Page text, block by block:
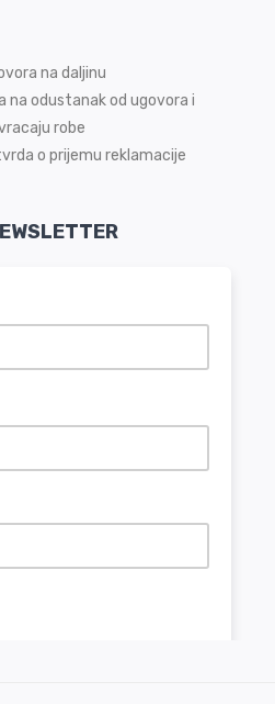
na daljinu
na odustanak od ugovora i
robe
o prijemu reklamacije